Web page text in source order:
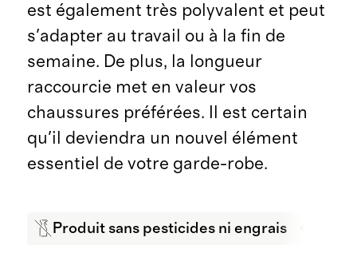
est également très polyvalent et peut
s'adapter au travail ou à la fin de
semaine. De plus, la longueur
raccourcie met en valeur vos
chaussures préférées. Il est certain
qu'il deviendra un nouvel élément
essentiel de votre garde-robe.
Produit sans pesticides ni engrais